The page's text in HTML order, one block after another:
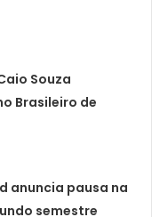
Souza
Brasileiro de
anuncia pausa na
semestre